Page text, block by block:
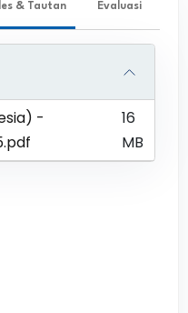
& Tautan Evaluasi
-
16
MB